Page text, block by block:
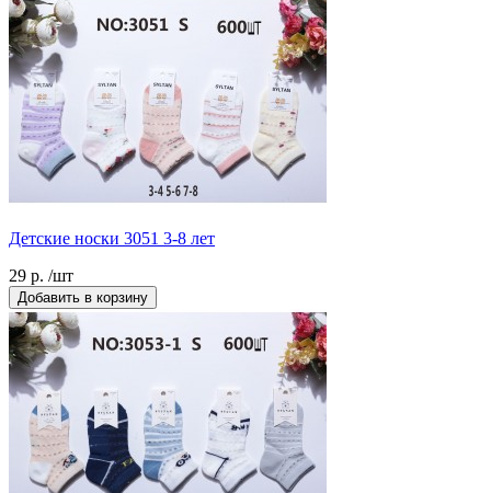
Детские носки 3051 3-8 лет
29 р. /шт
Добавить в корзину